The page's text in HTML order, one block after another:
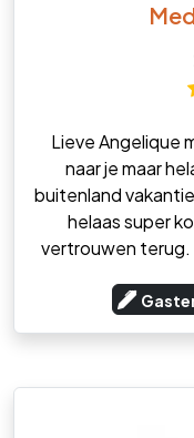
Lieve Angelique
naar je maar
buitenland
helaas super
vertrouwen terug.